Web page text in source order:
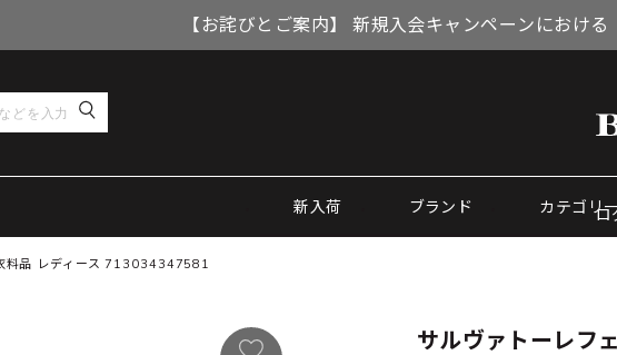
【お詫びとご案内】 新規入会キャンペーンにおけ
新入荷 ブランド カテゴリロ
料品 レディース 713034347581
サルヴァトーレフ